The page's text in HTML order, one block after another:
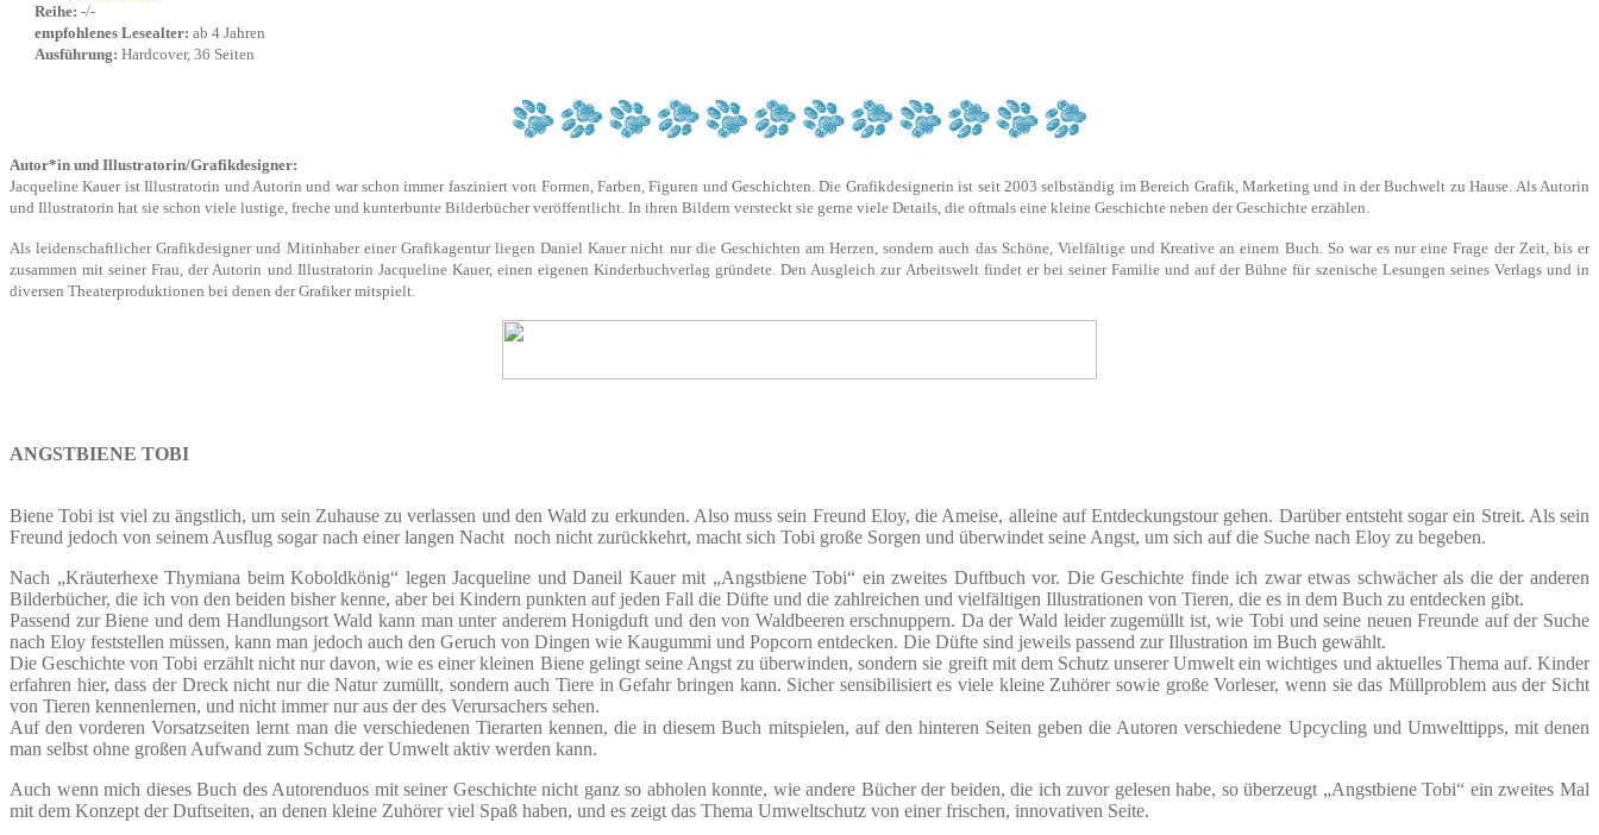
Reihe: -/-
empfohlenes Lesealter: ab 4 Jahren
Ausführung: Hardcover, 36 Seiten
Autor*in und Illustratorin/Grafikdesigner:
Jacqueline Kauer ist Illustratorin und Autorin und war schon immer fasziniert von Formen, Farben, Figuren und Geschichten. Die Grafikdesignerin ist seit 2003 selbständig im Bereich Grafik, Marketing und in der Buchwelt zu Hause. Als Autorin
und Illustratorin hat sie schon viele lustige, freche und kunterbunte Bilderbücher veröffentlicht. In ihren Bildern versteckt sie gerne viele Details, die oftmals eine kleine Geschichte neben der Geschichte erzählen.
Als leidenschaftlicher Grafikdesigner und Mitinhaber einer Grafikagentur liegen Daniel Kauer nicht nur die Geschichten am Herzen, sondern auch das Schöne, Vielfältige und Kreative an einem Buch. So war es nur eine Frage der Zeit, bis er
zusammen mit seiner Frau, der Autorin und Illustratorin Jacqueline Kauer, einen eigenen Kinderbuchverlag gründete. Den Ausgleich zur Arbeitswelt findet er bei seiner Familie und auf der Bühne für szenische Lesungen seines Verlags und in
diversen Theaterproduktionen bei denen der Grafiker mitspielt.
ANGSTBIENE TOBI
Biene Tobi ist viel zu ängstlich, um sein Zuhause zu verlassen und den Wald zu erkunden. Also muss sein Freund Eloy, die Ameise, alleine auf Entdeckungstour gehen. Darüber entsteht sogar ein Streit. Als sein
Freund jedoch von seinem Ausflug sogar nach einer langen Nacht noch nicht zurückkehrt, macht sich Tobi große Sorgen und überwindet seine Angst, um sich auf die Suche nach Eloy zu begeben.
Nach „Kräuterhexe Thymiana beim Koboldkönig“ legen Jacqueline und Daneil Kauer mit „Angstbiene Tobi“ ein zweites Duftbuch vor. Die Geschichte finde ich zwar etwas schwächer als die der anderen
Bilderbücher, die ich von den beiden bisher kenne, aber bei Kindern punkten auf jeden Fall die Düfte und die zahlreichen und vielfältigen Illustrationen von Tieren, die es in dem Buch zu entdecken gibt.
Passend zur Biene und dem Handlungsort Wald kann man unter anderem Honigduft und den von Waldbeeren erschnuppern. Da der Wald leider zugemüllt ist, wie Tobi und seine neuen Freunde auf der Suche
nach Eloy feststellen müssen, kann man jedoch auch den Geruch von Dingen wie Kaugummi und Popcorn entdecken. Die Düfte sind jeweils passend zur Illustration im Buch gewählt.
Die Geschichte von Tobi erzählt nicht nur davon, wie es einer kleinen Biene gelingt seine Angst zu überwinden, sondern sie greift mit dem Schutz unserer Umwelt ein wichtiges und aktuelles Thema auf. Kinder
erfahren hier, dass der Dreck nicht nur die Natur zumüllt, sondern auch Tiere in Gefahr bringen kann. Sicher sensibilisiert es viele kleine Zuhörer sowie große Vorleser, wenn sie das Müllproblem aus der Sicht
von Tieren kennenlernen, und nicht immer nur aus der des Verursachers sehen.
Auf den vorderen Vorsatzseiten lernt man die verschiedenen Tierarten kennen, die in diesem Buch mitspielen, auf den hinteren Seiten geben die Autoren verschiedene Upcycling und Umwelttipps, mit denen
man selbst ohne großen Aufwand zum Schutz der Umwelt aktiv werden kann.
Auch wenn mich dieses Buch des Autorenduos mit seiner Geschichte nicht ganz so abholen konnte, wie andere Bücher der beiden, die ich zuvor gelesen habe, so überzeugt „Angstbiene Tobi“ ein zweites Mal
mit dem Konzept der Duftseiten, an denen kleine Zuhörer viel Spaß haben, und es zeigt das Thema Umweltschutz von einer frischen, innovativen Seite.